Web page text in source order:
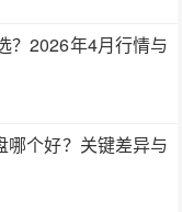
？2026年4月行情与
哪个好？关键差异与